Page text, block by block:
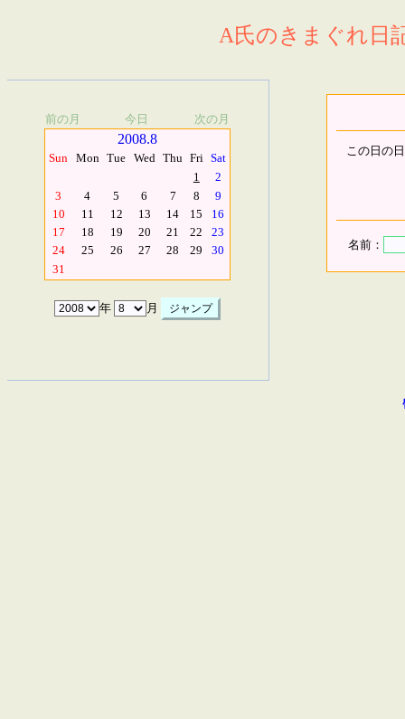
A氏のきまぐれ日
前の月 今日 次の月
2008.8
Sun Mon Tue Wed Thu Fri Sat
1
2
3
4 5 6 7 8
9
10
11 12 13 14 15
16
17
18 19 20 21 22
23
24
25 26 27 28 29
30
31
年 月
この日の
名前：